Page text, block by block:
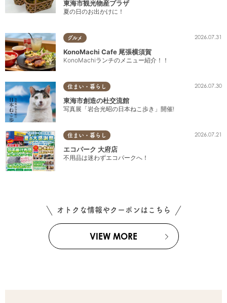
東海市観光物産プラザ
夏の日のお出かけに！
グルメ 2026.07.31
KonoMachi Cafe 尾張横須賀
KonoMachiランチのメニュー紹介！！
住まい・暮らし 2026.07.30
東海市創造の杜交流館
写真展「岩合光昭の日本ねこ歩き」開催!
住まい・暮らし 2026.07.21
エコパーク 大府店
不用品は迷わずエコパークへ！
オトクな情報やクーポンはこちら
VIEW MORE